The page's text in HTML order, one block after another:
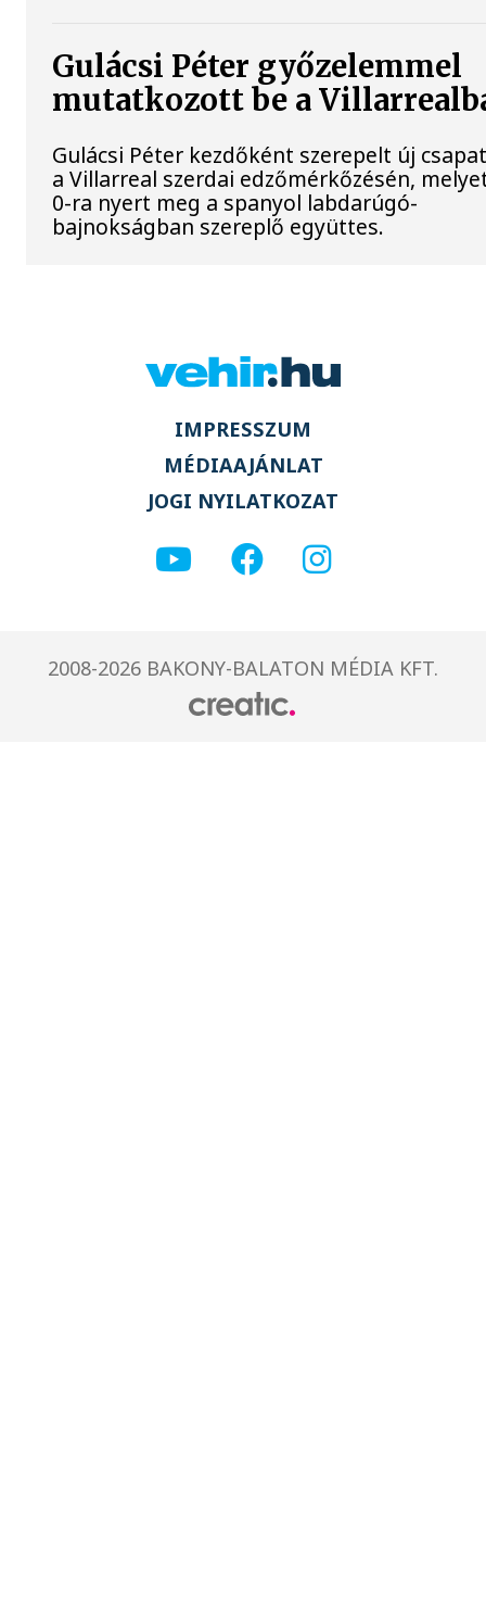
Gulácsi Péter győzelemmel
mutatkozott be a
Gulácsi Péter kezdőként szerepelt új
a Villarreal szerdai edzőmérkőzésén,
0-ra nyert meg a spanyol labdarúgó-
bajnokságban szereplő együttes.
IMPRESSZUM
MÉDIAAJÁNLAT
JOGI NYILATKOZAT
2008-2026 BAKONY-BALATON MÉDIA KFT.